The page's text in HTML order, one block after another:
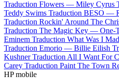
Traduction Flowers — Miley Cyrus
Teddy Swims Traduction BESO —
Traduction Rockin' Around The
Traduction The Magic Key — One-
Eminem Traduction What Was I
Traduction Emorio — Billie Eilish
Kushner Traduction All I Want For
Carey Traduction Paint The Town
HP mobile